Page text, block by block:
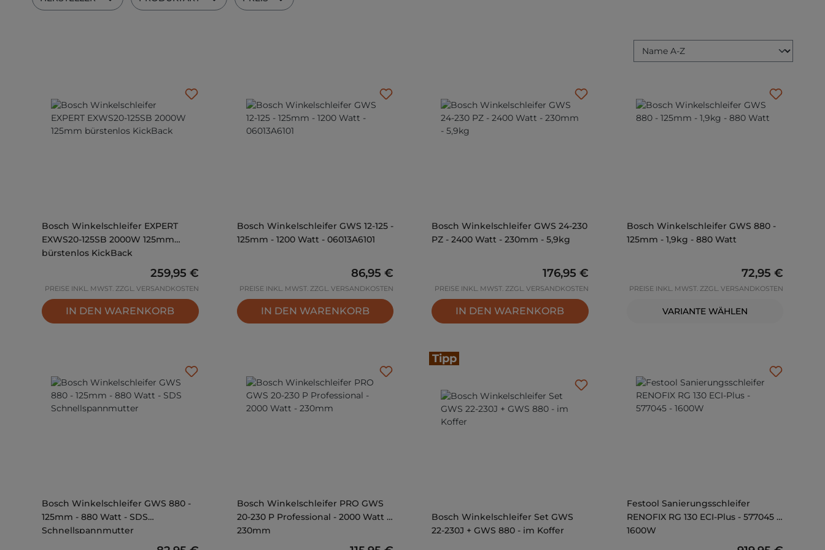
Bosch Winkelschleifer EXPERT
EXWS20-125SB 2000W 125mm
bürstenlos KickBack
Regulärer Preis:
259,95 €
PREISE INKL. MWST. ZZGL. VERSANDKOSTEN
IN DEN WARENKORB
Bosch Winkelschleifer GWS 12-125 -
125mm - 1200 Watt - 06013A6101
Regulärer Preis:
86,95 €
PREISE INKL. MWST. ZZGL. VERSANDKOSTEN
IN DEN WARENKORB
Bosch Winkelschleifer GWS 24-230
PZ - 2400 Watt - 230mm - 5,9kg
Regulärer Preis:
176,95 €
PREISE INKL. MWST. ZZGL. VERSANDKOSTEN
IN DEN WARENKORB
Bosch Winkelschleifer GWS 880 -
125mm - 1,9kg - 880 Watt
Regulärer
72,95 €
PREISE INKL. MWST. ZZGL. VERSANDKOSTEN
VARIANTE WÄHLEN
Bosch Winkelschleifer GWS 880 -
125mm - 880 Watt - SDS
Schnellspannmutter
Bosch Winkelschleifer PRO GWS
20-230 P Professional - 2000 Watt -
230mm
Tipp
Bosch Winkelschleifer Set GWS
22-230J + GWS 880 - im Koffer
Festool Sanierungsschleifer
RENOFIX RG 130 ECI-Plus - 577045 -
1600W